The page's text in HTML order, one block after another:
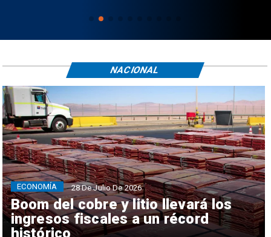
Boom del cobre y litio llevará los
ingresos fiscales a un récord
histórico
ECONOMÍA 28 De Julio De 2026
NACIONAL